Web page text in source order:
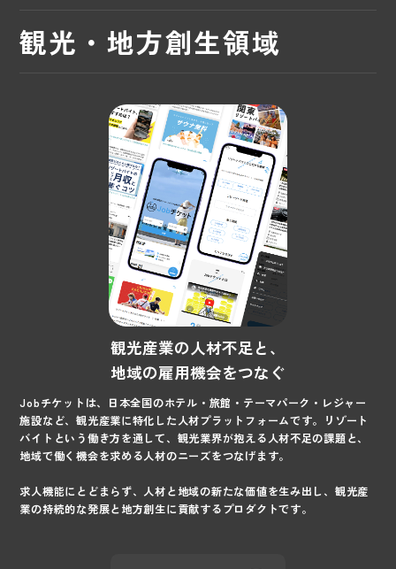
観光・地方創生領域
観光産業の人材不足と、
地域の雇用機会をつなぐ
Jobチケットは、日本全国のホテル・旅館・テーマパーク・レジャー
施設など、観光産業に特化した人材プラットフォームです。リゾート
バイトという働き方を通して、観光業界が抱える人材不足の課題と、
地域で働く機会を求める人材のニーズをつなげます。
求人機能にとどまらず、人材と地域の新たな価値を生み出し、観光産
業の持続的な発展と地方創生に貢献するプロダクトです。